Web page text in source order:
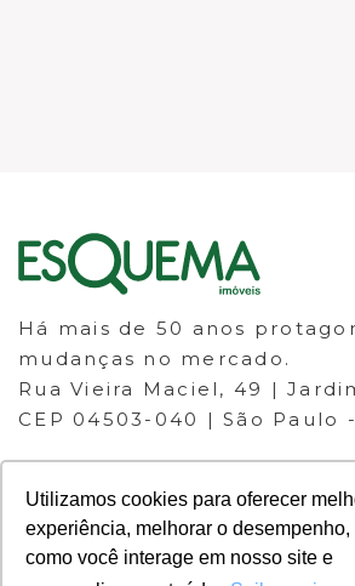
Utilizamos cookies para oferecer
experiência, melhorar o
como você interage em nosso site e
Há mais de 50 anos
mudanças no mercado.
Rua Vieira Maciel, 49 |
CEP 04503-040 | São Paulo -
© 2023 ESQUEMA IMÓVEIS